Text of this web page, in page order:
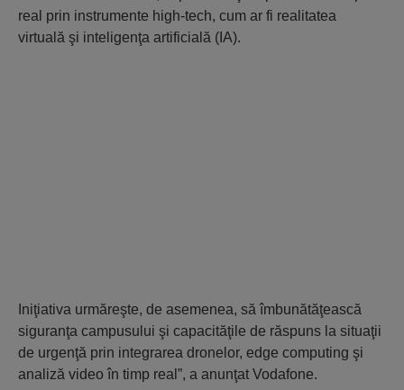
real prin instrumente high-tech, cum ar fi realitatea
virtuală şi inteligenţa artificială (IA).
Iniţiativa urmăreşte, de asemenea, să îmbunătăţească
siguranţa campusului şi capacităţile de răspuns la situaţii
de urgenţă prin integrarea dronelor, edge computing şi
analiză video în timp real”, a anunţat Vodafone.